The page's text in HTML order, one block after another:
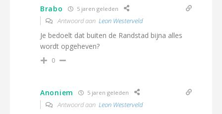
Brabo 5 jaren geleden
Antwoord aan Leon Westerveld
Je bedoelt dat buiten de Randstad bijna alles
wordt opgeheven?
0
Anoniem 5 jaren geleden
Antwoord aan Leon Westerveld